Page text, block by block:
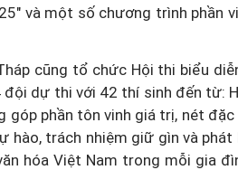
và một số chương trình phần
cũng tổ chức Hội thi biểu
dự thi với 42 thí sinh đến từ:
phần tôn vinh giá trị, nét
hào, trách nhiệm giữ gìn và
hóa Việt Nam trong mỗi gia